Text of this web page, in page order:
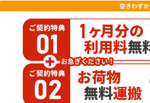
ご契約の流れ・ お支払方法
よくあるご質問
法人のお客様
お問い合わせ
空きわずか